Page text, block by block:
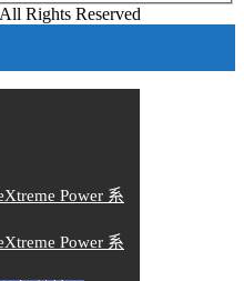
Rights Reserved
Power 系
Power 系